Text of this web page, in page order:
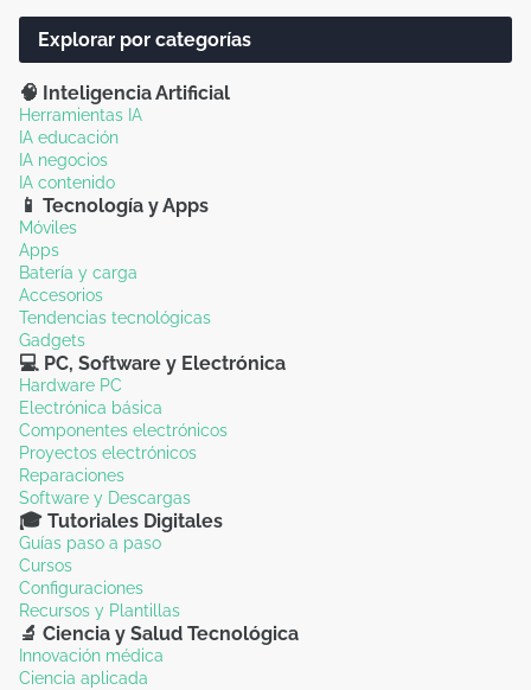
Explorar por categorías
🧠 Inteligencia Artificial
Herramientas IA
IA educación
IA negocios
IA contenido
📱 Tecnología y Apps
Móviles
Apps
Batería y carga
Accesorios
Tendencias tecnológicas
Gadgets
💻 PC, Software y Electrónica
Hardware PC
Electrónica básica
Componentes electrónicos
Proyectos electrónicos
Reparaciones
Software y Descargas
🎓 Tutoriales Digitales
Guías paso a paso
Cursos
Configuraciones
Recursos y Plantillas
🔬 Ciencia y Salud Tecnológica
Innovación médica
Ciencia aplicada